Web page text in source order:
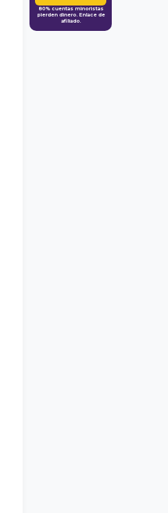
80% cuentas minoristas
pierden dinero. Enlace de
afiliado.